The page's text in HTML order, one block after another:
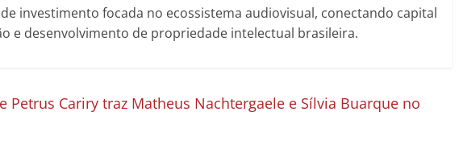
investimento focada no ecossistema audiovisual, conectando capital
e desenvolvimento de propriedade intelectual brasileira.
Petrus Cariry traz Matheus Nachtergaele e Sílvia Buarque no